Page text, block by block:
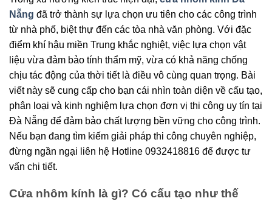
Nẵng đã trở thành sự lựa chọn ưu tiên cho các công trình
từ nhà phố, biệt thự đến các tòa nhà văn phòng. Với đặc
điểm khí hậu miền Trung khắc nghiệt, việc lựa chọn vật
liệu vừa đảm bảo tính thẩm mỹ, vừa có khả năng chống
chịu tác động của thời tiết là điều vô cùng quan trọng. Bài
viết này sẽ cung cấp cho bạn cái nhìn toàn diện về cấu tạo,
phân loại và kinh nghiệm lựa chọn đơn vị thi công uy tín tại
Đà Nẵng để đảm bảo chất lượng bền vững cho công trình.
Nếu bạn đang tìm kiếm giải pháp thi công chuyên nghiệp,
đừng ngần ngại liên hệ Hotline 0932418816 để được tư
vấn chi tiết.
Cửa nhôm kính là gì? Có cấu tạo như thế